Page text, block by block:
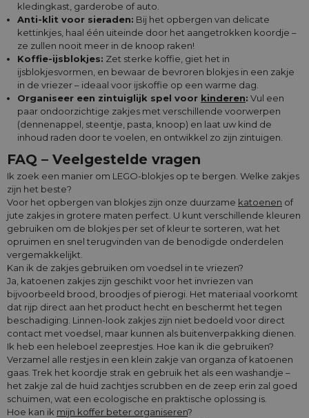
kledingkast, garderobe of auto.
Anti-klit voor sieraden: Bij het opbergen van delicate
kettinkjes, haal één uiteinde door het aangetrokken koordje –
ze zullen nooit meer in de knoop raken!
Koffie-ijsblokjes: Zet sterke koffie, giet het in
ijsblokjesvormen, en bewaar de bevroren blokjes in een zakje
in de vriezer – ideaal voor ijskoffie op een warme dag.
Organiseer een zintuiglijk spel voor kinderen: Vul een
paar ondoorzichtige zakjes met verschillende voorwerpen
(dennenappel, steentje, pasta, knoop) en laat uw kind de
inhoud raden door te voelen, en ontwikkel zo zijn zintuigen.
FAQ – Veelgestelde vragen
Ik zoek een manier om LEGO-blokjes op te bergen. Welke zakjes
zijn het beste?
Voor het opbergen van blokjes zijn onze duurzame katoenen of
jute zakjes in grotere maten perfect. U kunt verschillende kleuren
gebruiken om de blokjes per set of kleur te sorteren, wat het
opruimen en snel terugvinden van de benodigde onderdelen
vergemakkelijkt.
Kan ik de zakjes gebruiken om voedsel in te vriezen?
Ja, katoenen zakjes zijn geschikt voor het invriezen van
bijvoorbeeld brood, broodjes of pierogi. Het materiaal voorkomt
dat rijp direct aan het product hecht en beschermt het tegen
beschadiging. Linnen-look zakjes zijn niet bedoeld voor direct
contact met voedsel, maar kunnen als buitenverpakking dienen.
Ik heb een heleboel zeeprestjes. Hoe kan ik die gebruiken?
Verzamel alle restjes in een klein zakje van organza of katoenen
gaas. Trek het koordje strak en gebruik het als een washandje –
het zakje zal de huid zachtjes scrubben en de zeep erin zal goed
schuimen, wat een ecologische en praktische oplossing is.
Hoe kan ik mijn koffer beter organiseren?